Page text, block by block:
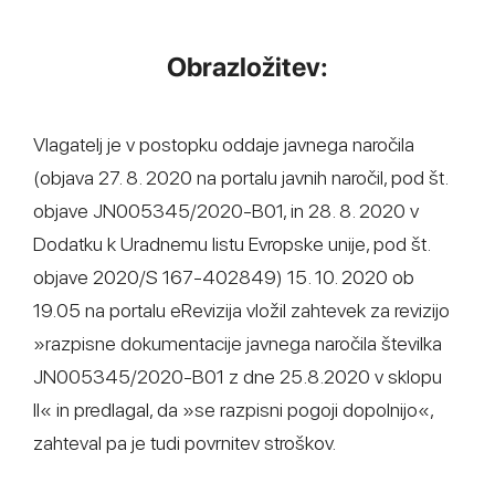
Obrazložitev:
Vlagatelj je v postopku oddaje javnega naročila
(objava 27. 8. 2020 na portalu javnih naročil, pod št.
objave JN005345/2020-B01, in 28. 8. 2020 v
Dodatku k Uradnemu listu Evropske unije, pod št.
objave 2020/S 167-402849) 15. 10. 2020 ob
19.05 na portalu eRevizija vložil zahtevek za revizijo
»razpisne dokumentacije javnega naročila številka
JN005345/2020-B01 z dne 25.8.2020 v sklopu
II« in predlagal, da »se razpisni pogoji dopolnijo«,
zahteval pa je tudi povrnitev stroškov.